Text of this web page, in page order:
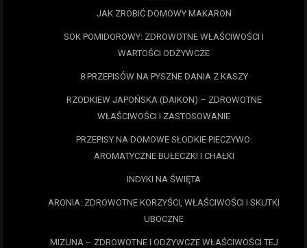
JAK ZROBIĆ DOMOWY MAKARON
SOK POMIDOROWY: ZDROWOTNE WŁAŚCIWOŚCI I
WARTOŚCI ODŻYWCZE
8 PRZEPISÓW NA PYSZNE DANIA Z KASZY
RZODKIEW JAPOŃSKA (DAIKON) – ZDROWOTNE
WŁAŚCIWOŚCI I ZASTOSOWANIE
PRZEPISY NA DOMOWE SŁODKIE PIECZYWO:
AROMATYCZNE BUŁECZKI I CHAŁKI
INDYKI NA ŚWIĘTA
ARONIA: ZDROWOTNE KORZYŚCI, WŁAŚCIWOŚCI I SKUTKI
UBOCZNE
MIZUNA – ZDROWOTNE I ODŻYWCZE WŁAŚCIWOŚCI TEJ